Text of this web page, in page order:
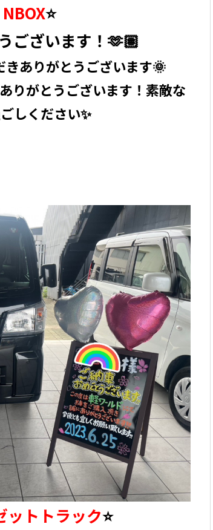
⭐️
ございます！🫶🏽
ありがとうございます🌞
りがとうございます！素敵な
しください✨
トトラック⭐️